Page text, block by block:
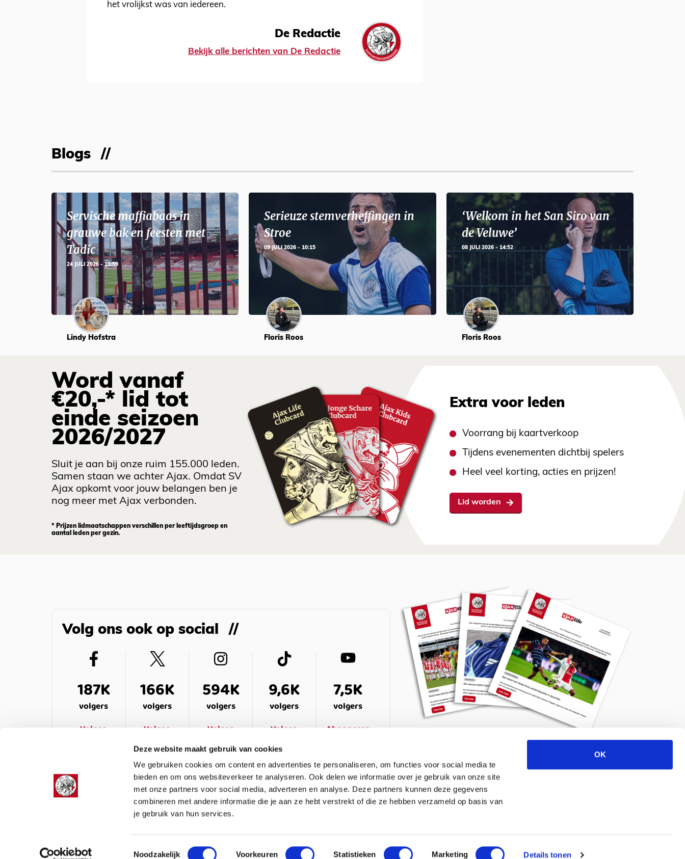
Deze website maakt gebruik van cookies
We gebruiken cookies om content en advertenties te personaliseren, om functies voor social media te
bieden en om ons websiteverkeer te analyseren. Ook delen we informatie over je gebruik van onze site
met onze partners voor social media, adverteren en analyse. Deze partners kunnen deze gegevens
combineren met andere informatie die je aan ze hebt verstrekt of die ze hebben verzameld op basis van
je gebruik van hun services.
Toestemmingsselectie
Noodzakelijk Voorkeuren Statistieken Marketing Details tonen
OK
het vrolijkst was van iedereen.
De Redactie
Bekijk alle berichten van De Redactie
Blogs
Servische maffiabaas in
grauwe bak en feesten met
Tadic
24 JULI 2026 - 11:59
Lindy Hofstra
Serieuze stemverheffingen in
Stroe
09 JULI 2026 - 10:15
Floris Roos
‘Welkom in het San Siro van
de Veluwe’
08 JULI 2026 - 14:52
Floris Roos
Word vanaf
€20,-* lid tot
einde seizoen
2026/2027
Sluit je aan bij onze ruim 155.000 leden.
Samen staan we achter Ajax. Omdat SV
Ajax opkomt voor jouw belangen ben je
nog meer met Ajax verbonden.
* Prijzen lidmaatschappen verschillen per leeftijdsgroep en
aantal leden per gezin.
Extra voor leden
Voorrang bij kaartverkoop
Tijdens evenementen dichtbij spelers
Heel veel korting, acties en prijzen!
Lid worden
Volg ons ook op social
187K
volgers
Volgen
166K
volgers
Volgen
594K
volgers
Volgen
9,6K
volgers
Volgen
7,5K
volgers
Abonneren
Meld je aan voor de nieuwsbrief
OVER ONS VEELGESTELDE VRAGEN